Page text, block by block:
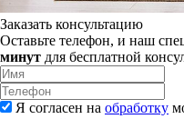
Заказать консультацию
Оставьте телефон, и наш
минут для бесплатной
Я согласен на обработку